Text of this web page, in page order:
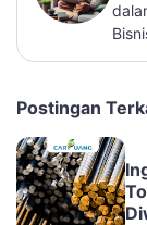
Postingan